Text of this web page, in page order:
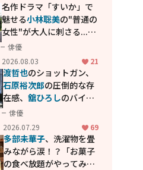
会えたら。」
名作ドラマ「すいか」で
魅せる小林聡美の"普通の
女性"が大人に刺さる...映
画「かもめ食堂」にも通
じる静かな芝居
俳優
2026.08.03
21
渡哲也のショットガン、
石原裕次郎の圧倒的な存
在感、舘ひろしのバイク
アクション！"大門軍
団"のカッコよさが詰まっ
た「西部警察 PART-II」
俳優
2026.07.29
69
多部未華子、洗濯物を畳
みながら涙！？「お菓子
の食べ放題がやってみた